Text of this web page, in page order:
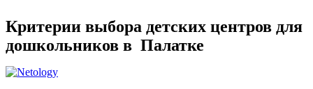
Критерии выбора детских центров для
дошкольников в Палатке